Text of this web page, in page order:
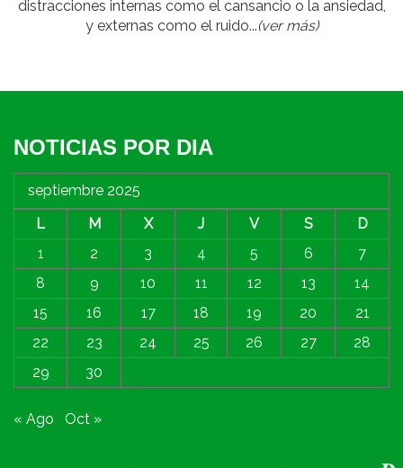
distracciones internas como el cansancio o la ansiedad,
y externas como el ruido...(ver más)
NOTICIAS POR DIA
septiembre 2025
L
M X J V S
D
1
2 3 4 5 6
7
8
9 10 11 12 13
14
15
16 17 18 19 20
21
22
23 24 25 26 27
28
29
30
« Ago Oct »